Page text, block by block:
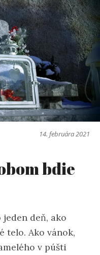
14. februára 2021
bdie
deň, ako
telo. Ako vánok,
v púšti